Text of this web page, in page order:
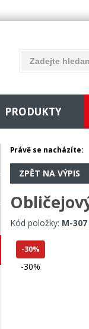
PRODUKTY
Právě se nacházíte:
ZPĚT NA VÝPIS
Kód položky: M-307
-30%
-30%